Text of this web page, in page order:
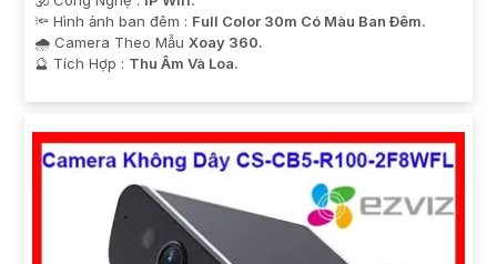
🔦 Hình ảnh ban đêm : Full Color 30m Có Màu Ban Ðêm.
🌧️ Camera Theo Mẫu Xoay 360.
️🔮 Tích Hợp : Thu Âm Và Loa.